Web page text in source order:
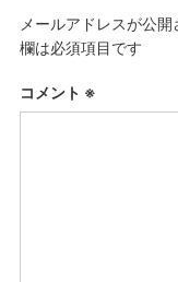
メールアドレスが公開
欄は必須項目です
コメント ※